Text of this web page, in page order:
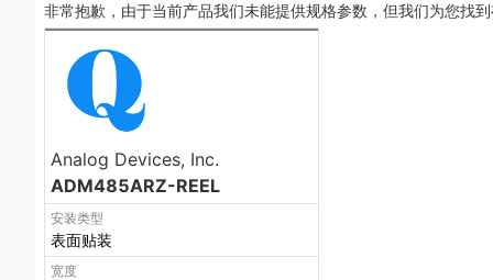
非常抱歉，由于当前产品我们未能提供规格参数，但我们为您找
Analog Devices, Inc.
ADM485ARZ-REEL
安装类型
表面贴装
宽度